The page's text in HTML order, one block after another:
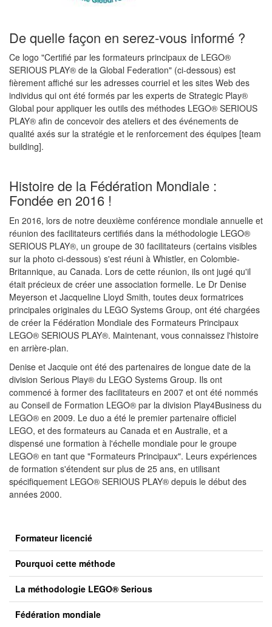
De quelle façon en serez-vous informé ?
Ce logo "Certifié par les formateurs principaux de LEGO®
SERIOUS PLAY® de la Global Federation" (ci-dessous) est
fièrement affiché sur les adresses courriel et les sites Web des
individus qui ont été formés par les experts de Strategic Play®
Global pour appliquer les outils des méthodes LEGO® SERIOUS
PLAY® afin de concevoir des ateliers et des événements de
qualité axés sur la stratégie et le renforcement des équipes [team
building].
Histoire de la Fédération Mondiale :
Fondée en 2016 !
En 2016, lors de notre deuxième conférence mondiale annuelle et
réunion des facilitateurs certifiés dans la méthodologie LEGO®
SERIOUS PLAY®, un groupe de 30 facilitateurs (certains visibles
sur la photo ci-dessous) s'est réuni à Whistler, en Colombie-
Britannique, au Canada. Lors de cette réunion, ils ont jugé qu'il
était précieux de créer une association formelle. Le Dr Denise
Meyerson et Jacqueline Lloyd Smith, toutes deux formatrices
principales originales du LEGO Systems Group, ont été chargées
de créer la Fédération Mondiale des Formateurs Principaux
LEGO® SERIOUS PLAY®. Maintenant, vous connaissez l'histoire
en arrière-plan.
Denise et Jacquie ont été des partenaires de longue date de la
division Serious Play® du LEGO Systems Group. Ils ont
commencé à former des facilitateurs en 2007 et ont été nommés
au Conseil de Formation LEGO® par la division Play4Business du
LEGO® en 2009. Le duo a été le premier partenaire officiel
LEGO, et des formateurs au Canada et en Australie, et a
dispensé une formation à l'échelle mondiale pour le groupe
LEGO® en tant que "Formateurs Principaux". Leurs expériences
de formation s'étendent sur plus de 25 ans, en utilisant
spécifiquement LEGO® SERIOUS PLAY® depuis le début des
années 2000.
Formateur licencié
Pourquoi cette méthode
La méthodologie LEGO® Serious
Fédération mondiale